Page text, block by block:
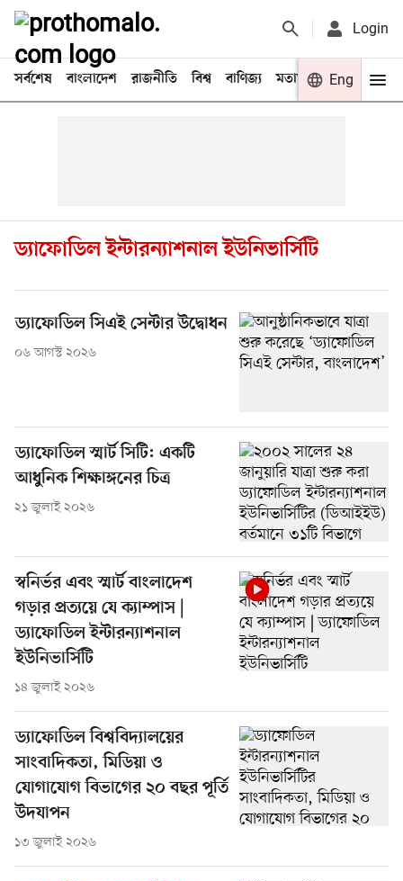
Login
সর্বশেষ বাংলাদেশ রাজনীতি বিশ্ব বাণিজ্য মতামত খেলা
Eng
ড্যাফোডিল ইন্টারন্যাশনাল ইউনিভার্সিটি
ড্যাফোডিল সিএই সেন্টার উদ্বোধন
০৬ আগস্ট ২০২৬
ড্যাফোডিল স্মার্ট সিটি: একটি
আধুনিক শিক্ষাঙ্গনের চিত্র
২১ জুলাই ২০২৬
স্বনির্ভর এবং স্মার্ট বাংলাদেশ
গড়ার প্রত্যয়ে যে ক্যাম্পাস |
ড্যাফোডিল ইন্টারন্যাশনাল
ইউনিভার্সিটি
১৪ জুলাই ২০২৬
ড্যাফোডিল বিশ্ববিদ্যালয়ের
সাংবাদিকতা, মিডিয়া ও
যোগাযোগ বিভাগের ২০ বছর পূর্তি
উদযাপন
১৩ জুলাই ২০২৬